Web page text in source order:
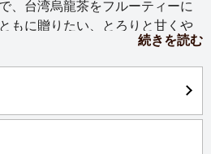
、台湾烏龍茶をフルーティーに
もに贈りたい、とろりと甘くや
続きを読む